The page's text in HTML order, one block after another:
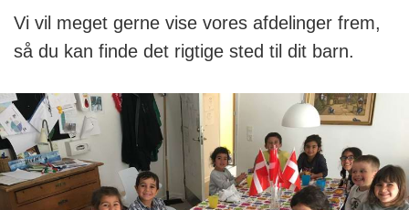
Vi vil meget gerne vise vores afdelinger frem,
så du kan finde det rigtige sted til dit barn.